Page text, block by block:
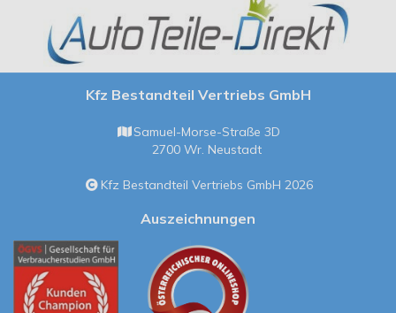
Kfz Bestandteil Vertriebs GmbH
Samuel-Morse-Straße 3D
2700 Wr. Neustadt
Kfz Bestandteil Vertriebs GmbH 2026
Auszeichnungen